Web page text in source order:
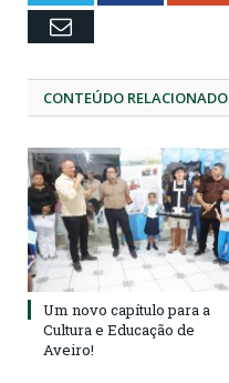
Email
CONTEÚDO RELACIONADO
Um novo capítulo para a
Cultura e Educação de
Aveiro!